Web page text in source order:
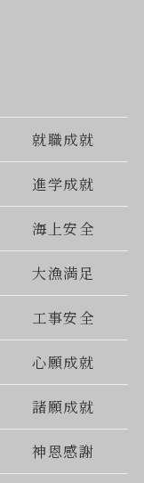
就職成就
進学成就
海上安全
大漁満足
工事安全
心願成就
諸願成就
神恩感謝